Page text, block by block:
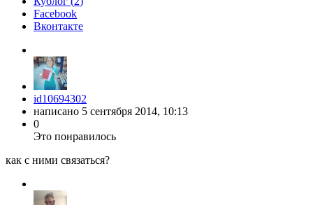
Facebook
Вконтакте
id10694302
написано 5 сентября 2014, 10:13
0
Это понравилось
как с ними связаться?